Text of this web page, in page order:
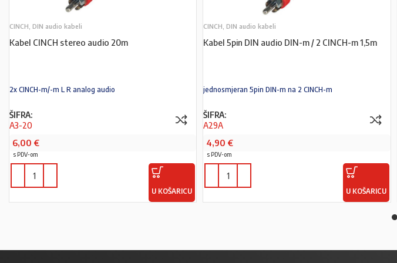
CINCH, DIN audio kabeli
Kabel CINCH stereo audio 20m
2x CINCH-m/-m L R analog audio
ŠIFRA:
A3-20
6,00 €
s PDV-om
U KOŠARICU
CINCH, DIN audio kabeli
Kabel 5pin DIN audio DIN-m / 2 CINCH-m 1,5m
jednosmjeran 5pin DIN-m na 2 CINCH-m
ŠIFRA:
A29A
4,90 €
s PDV-om
U KOŠARICU